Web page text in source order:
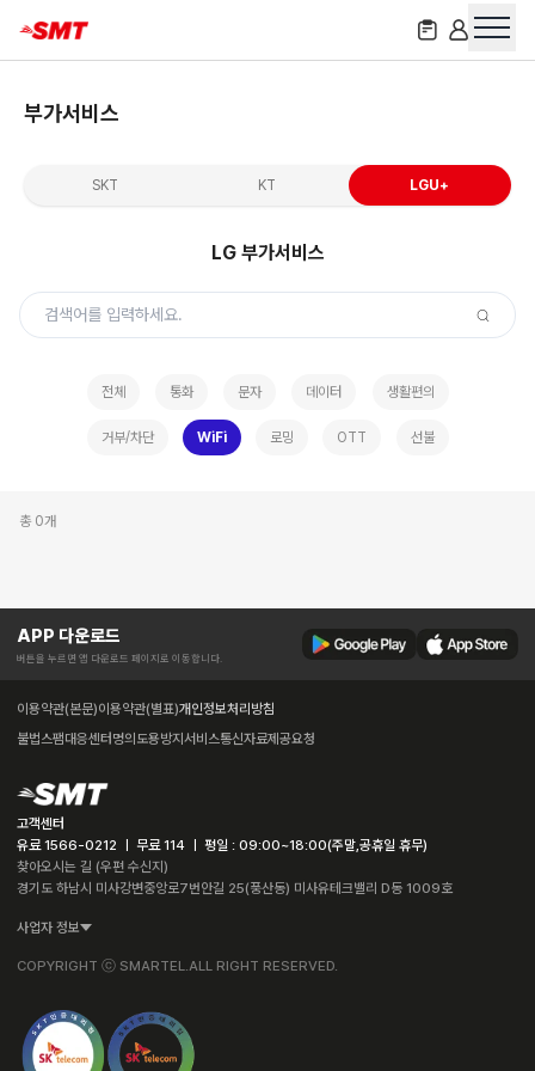
부가서비스
SKT KT LGU+
LG부가서비스
전체 통화 문자 데이터 생활편의
거부/차단 WiFi 로밍 OTT 선불
총 0개
APP 다운로드
버튼을 누르면 앱 다운로드 페이지로 이동합니다.
이용약관(본문)이용약관(별표)개인정보처리방침
불법스팸대응센터 명의도용방지서비스통신자료제공요청
고객센터
유료 1566-0212 ㅣ 무료 114 ㅣ 평일 : 09:00~18:00(주말,공휴일 휴무)
찾아오시는 길 (우편 수신지)
경기도 하남시 미사강변중앙로7번안길 25(풍산동) 미사유테크밸리 D동 1009호
사업자 정보
COPYRIGHT ⓒ SMARTEL.ALL RIGHT RESERVED.